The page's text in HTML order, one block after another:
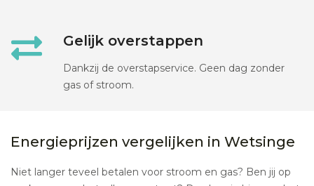
Gelijk overstappen
Dankzij de overstapservice. Geen dag zonder
gas of stroom.
Energieprijzen vergelijken in Wetsinge
Niet langer teveel betalen voor stroom en gas? Ben jij op